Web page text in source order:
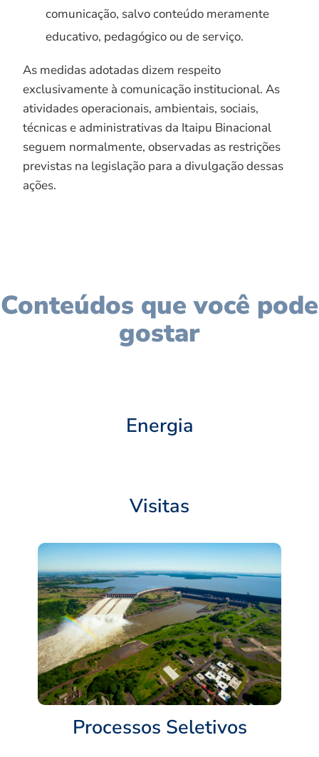
comunicação, salvo conteúdo meramente
educativo, pedagógico ou de serviço.
As medidas adotadas dizem respeito
exclusivamente à comunicação institucional. As
atividades operacionais, ambientais, sociais,
técnicas e administrativas da Itaipu Binacional
seguem normalmente, observadas as restrições
previstas na legislação para a divulgação dessas
ações.
Conteúdos que você pode
gostar
Energia
Visitas
Processos Seletivos